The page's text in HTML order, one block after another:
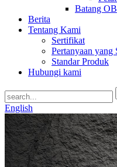
Batang OB
Berita
Tentang Kami
Sertifikat
Pertanyaan
Standar Produk
Hubungi kami
English